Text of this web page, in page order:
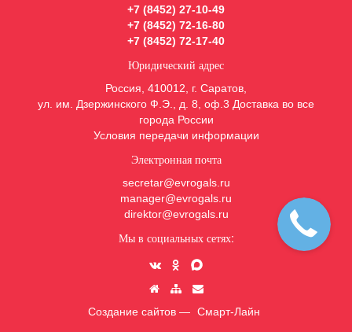
+7 (8452) 27-10-49
+7 (8452) 72-16-80
+7 (8452) 72-17-40
Юридический адрес
Россия, 410012, г. Саратов,
ул. им. Дзержинского Ф.Э., д. 8, оф.3 Доставка во все
города России
Условия передачи информации
Электронная почта
secretar@evrogals.ru
manager@evrogals.ru
direktor@evrogals.ru
Мы в социальных сетях:
Создание сайтов — Смарт-Лайн